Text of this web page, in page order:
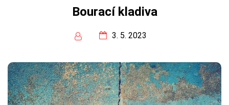
Bourací kladiva
3. 5. 2023